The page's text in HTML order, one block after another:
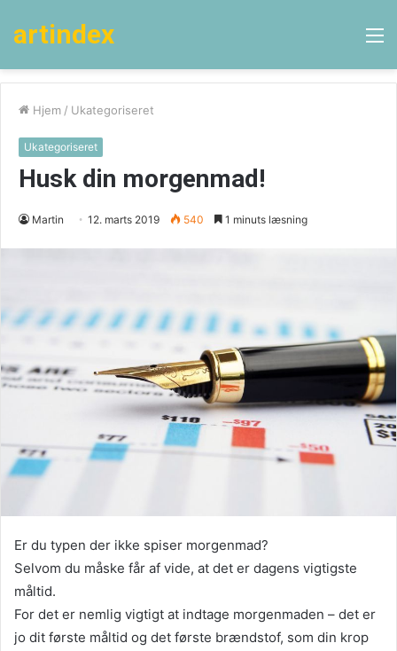
artindex
Hjem / Ukategoriseret
Ukategoriseret
Husk din morgenmad!
Martin 12. marts 2019 540 1 minuts læsning
Er du typen der ikke spiser morgenmad?
Selvom du måske får af vide, at det er dagens vigtigste
måltid.
For det er nemlig vigtigt at indtage morgenmaden – det er
jo dit første måltid og det første brændstof, som din krop